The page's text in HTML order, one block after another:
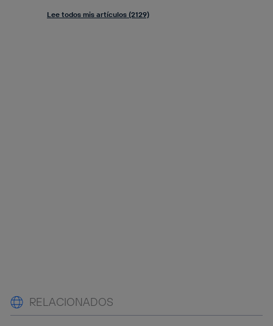
Lee todos mis artículos (2129)
RELACIONADOS